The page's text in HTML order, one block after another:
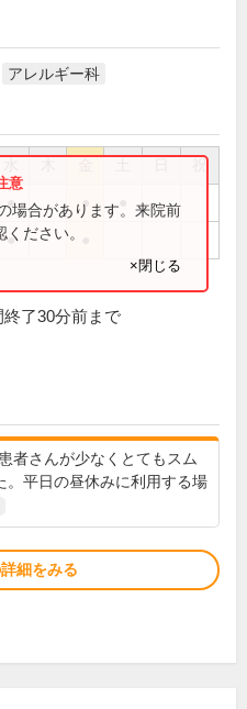
アレルギー科
祝
● ●
●
場合があります。来院前
ださい。
×閉じる
了30分前まで
者さんが少なくとてもスム
。平日の昼休みに利用する場
細をみる